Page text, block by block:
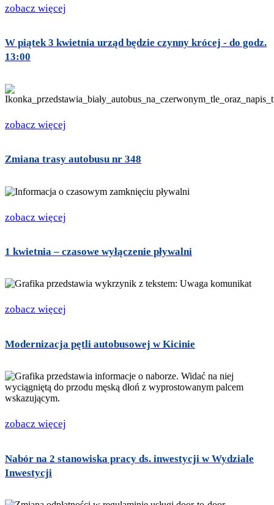
zobacz więcej
W piątek 3 kwietnia urząd będzie czynny krócej - do godz.
13:00
zobacz więcej
Zmiana trasy autobusu nr 348
zobacz więcej
1 kwietnia – czasowe wyłączenie pływalni
zobacz więcej
Modernizacja pętli autobusowej w Kicinie
zobacz więcej
Nabór na 2 stanowiska pracy ds. inwestycji w Wydziale
Inwestycji